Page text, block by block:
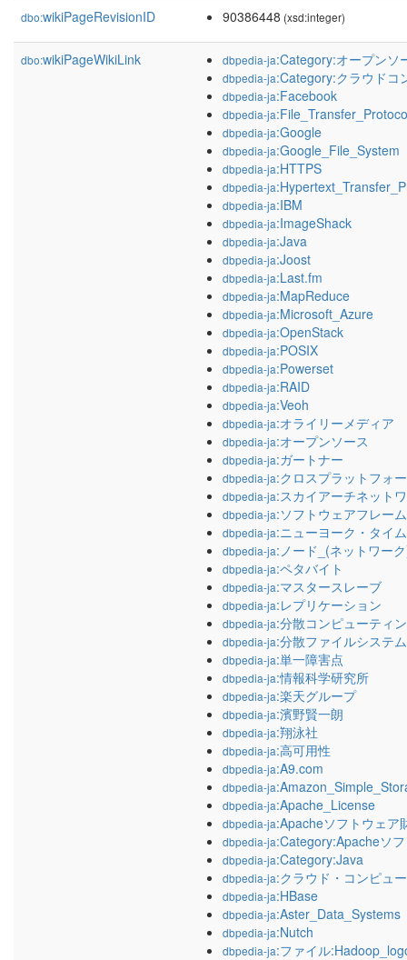
dbo:wikiPageRevisionID 90386448 (xsd:integer)
dbo:wikiPageWikiLink dbpedia-ja:Category:オープンソ
dbpedia-ja:Category:クラウドコ
dbpedia-ja:Facebook
dbpedia-ja
dbpedia-ja:Google
dbpedia-ja:Google_File_System
dbpedia-ja:HTTPS
dbpedia-ja
dbpedia-ja:IBM
dbpedia-ja:ImageShack
dbpedia-ja:Java
dbpedia-ja:Joost
dbpedia-ja:Last.fm
dbpedia-ja:MapReduce
dbpedia-ja:Microsoft_Azure
dbpedia-ja:OpenStack
dbpedia-ja:POSIX
dbpedia-ja:Powerset
dbpedia-ja:RAID
dbpedia-ja:Veoh
dbpedia-ja:オライリーメディア
dbpedia-ja:オープンソース
dbpedia-ja:ガートナー
dbpedia-ja:クロスプラットフォ
dbpedia-ja:スカイアーチネット
dbpedia-ja:ソフトウェアフレー
dbpedia-ja:ニューヨーク・タイ
dbpedia-ja:ノード_(ネットワー
dbpedia-ja:ペタバイト
dbpedia-ja:マスタースレーブ
dbpedia-ja:レプリケーション
dbpedia-ja:分散コンピューティ
dbpedia-ja:分散ファイルシステム
dbpedia-ja:単一障害点
dbpedia-ja:情報科学研究所
dbpedia-ja:楽天グループ
dbpedia-ja:濱野賢一朗
dbpedia-ja:翔泳社
dbpedia-ja:高可用性
dbpedia-ja:A9.com
dbpedia-ja
dbpedia-ja:Apache_License
dbpedia-ja:Apacheソフトウェア
dbpedia-ja:Category:Apacheソ
dbpedia-ja:Category:Java
dbpedia-ja:クラウド・コンピュ
dbpedia-ja:HBase
dbpedia-ja:Aster_Data_Systems
dbpedia-ja:Nutch
dbpedia-ja:ファイル